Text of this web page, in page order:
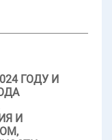
ГОДУ И
И